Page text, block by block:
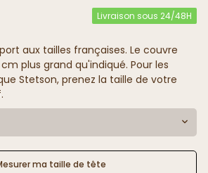
Livraison sous 24/48H
aux tailles françaises. Le couvre
plus grand qu'indiqué. Pour les
Stetson, prenez la taille de votre
ma taille de tête